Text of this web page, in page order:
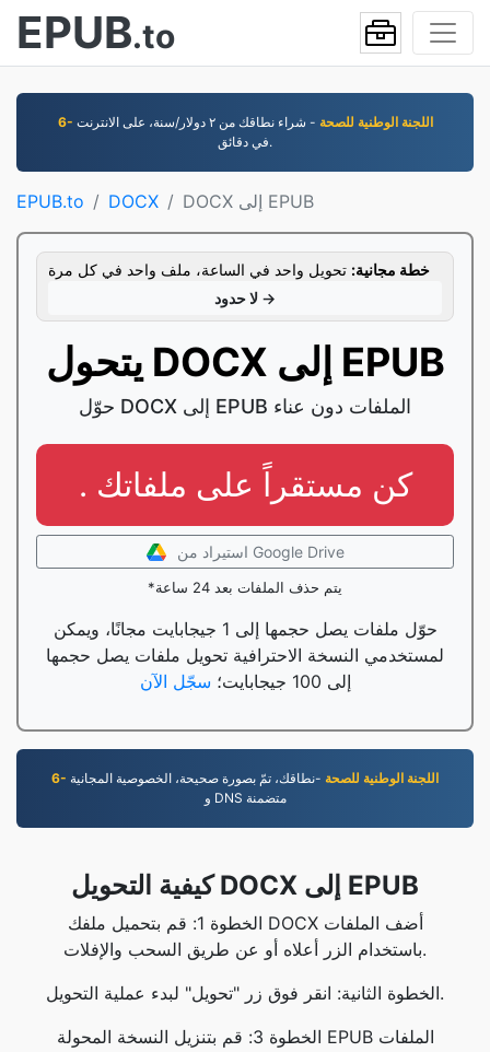
EPUB.to
6- اللجنة الوطنية للصحة
- شراء نطاقك من ٢ دوﻻر/سنة، على اﻻنترنت
في دقائق.
EPUB.to DOCX DOCX إلى EPUB
خطة مجانية: تحويل واحد في الساعة، ملف واحد في كل مرة
لا حدود →
يتحول DOCX إلى EPUB
حوّل DOCX إلى EPUB الملفات دون عناء
. كن مستقراً على ملفاتك
استيراد من Google Drive
*يتم حذف الملفات بعد 24 ساعة
حوّل ملفات يصل حجمها إلى 1 جيجابايت مجانًا، ويمكن
لمستخدمي النسخة الاحترافية تحويل ملفات يصل حجمها
إلى 100 جيجابايت؛
سجّل الآن
6- اللجنة الوطنية للصحة -نطاقك، تمّ بصورة صحيحة، الخصوصية المجانية
و DNS متضمنة
كيفية التحويل DOCX إلى EPUB
الخطوة 1: قم بتحميل ملفك DOCX أضف الملفات
باستخدام الزر أعلاه أو عن طريق السحب والإفلات.
الخطوة الثانية: انقر فوق زر "تحويل" لبدء عملية التحويل.
الخطوة 3: قم بتنزيل النسخة المحولة EPUB الملفات